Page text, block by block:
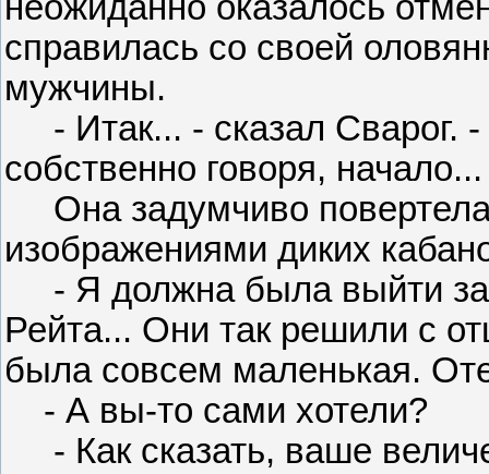
неожиданно оказалось
справилась со своей
мужчины.
- Итак... - сказал Сварог. -
собственно говоря,
Она задумчиво
изображениями диких
- Я должна была выйти
Рейта... Они так решили с
была совсем маленькая.
- А вы-то сами хотели?
- Как сказать, ваше